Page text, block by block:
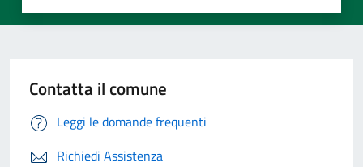
Contatta il comune
Leggi le domande frequenti
Richiedi Assistenza